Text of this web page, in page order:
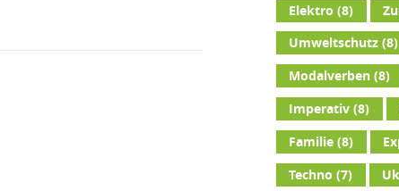
Elektro (8)
Umweltschutz (8)
Modalverben (8)
Imperativ (8)
Familie (8)
Techno (7)